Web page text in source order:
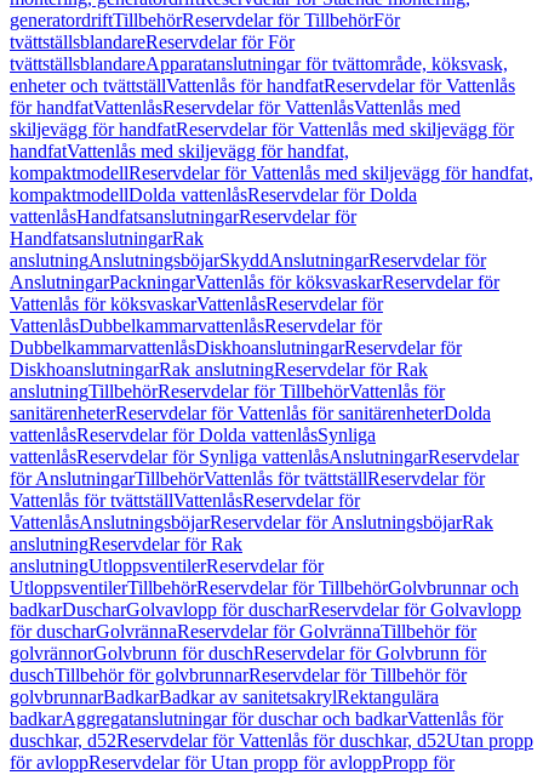
generatordriftTillbehörReservdelar för TillbehörFör
tvättställsblandareReservdelar för För
tvättställsblandareApparatanslutningar för tvättområde, köksvask,
enheter och tvättställVattenlås för handfatReservdelar för Vattenlås
för handfatVattenlåsReservdelar för VattenlåsVattenlås med
skiljevägg för handfatReservdelar för Vattenlås med skiljevägg för
handfatVattenlås med skiljevägg för handfat,
kompaktmodellReservdelar för Vattenlås med skiljevägg för handfat,
kompaktmodellDolda vattenlåsReservdelar för Dolda
vattenlåsHandfatsanslutningarReservdelar för
HandfatsanslutningarRak
anslutningAnslutningsböjarSkyddAnslutningarReservdelar för
AnslutningarPackningarVattenlås för köksvaskarReservdelar för
Vattenlås för köksvaskarVattenlåsReservdelar för
VattenlåsDubbelkammarvattenlåsReservdelar för
DubbelkammarvattenlåsDiskhoanslutningarReservdelar för
DiskhoanslutningarRak anslutningReservdelar för Rak
anslutningTillbehörReservdelar för TillbehörVattenlås för
sanitärenheterReservdelar för Vattenlås för sanitärenheterDolda
vattenlåsReservdelar för Dolda vattenlåsSynliga
vattenlåsReservdelar för Synliga vattenlåsAnslutningarReservdelar
för AnslutningarTillbehörVattenlås för tvättställReservdelar för
Vattenlås för tvättställVattenlåsReservdelar för
VattenlåsAnslutningsböjarReservdelar för AnslutningsböjarRak
anslutningReservdelar för Rak
anslutningUtloppsventilerReservdelar för
UtloppsventilerTillbehörReservdelar för TillbehörGolvbrunnar och
badkarDuscharGolvavlopp för duscharReservdelar för Golvavlopp
för duscharGolvrännaReservdelar för GolvrännaTillbehör för
golvrännorGolvbrunn för duschReservdelar för Golvbrunn för
duschTillbehör för golvbrunnarReservdelar för Tillbehör för
golvbrunnarBadkarBadkar av sanitetsakrylRektangulära
badkarAggregatanslutningar för duschar och badkarVattenlås för
duschkar, d52Reservdelar för Vattenlås för duschkar, d52Utan propp
för avloppReservdelar för Utan propp för avloppPropp för